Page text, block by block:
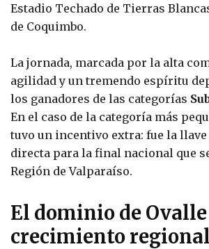
Estadio Techado de Tierras
de Coquimbo.
La jornada, marcada por la alta
agilidad y un tremendo espíritu
los ganadores de las categorías
En el caso de la categoría más
tuvo un incentivo extra: fue la
directa para la final nacional que
Región de Valparaíso.
El dominio de
crecimiento regional